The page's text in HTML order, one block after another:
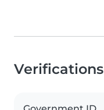
Verifications